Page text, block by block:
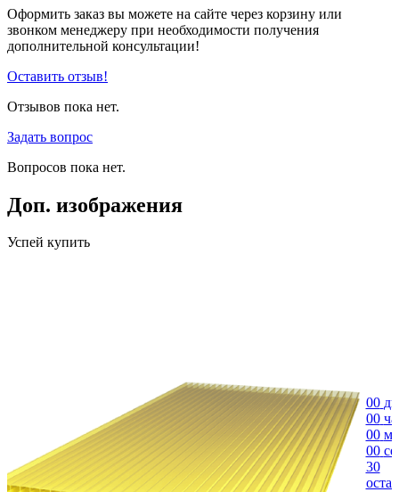
Оформить заказ вы можете на сайте через корзину или
звонком менеджеру при необходимости получения
дополнительной консультации!
Оставить отзыв!
Отзывов пока нет.
Задать вопрос
Вопросов пока нет.
Доп. изображения
Успей купить
00
00
00
00
30